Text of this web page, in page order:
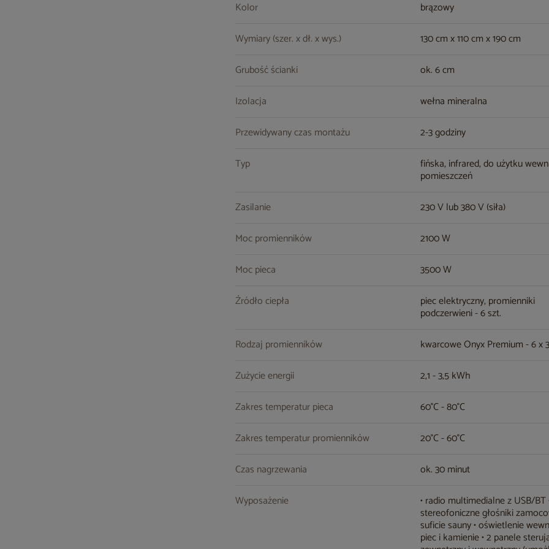
Kolor
brązowy
Wymiary (szer. x dł. x wys.)
130 cm x 110 cm x 190 cm
Grubość ścianki
ok. 6 cm
Izolacja
wełna mineralna
Przewidywany czas montażu
2-3 godziny
Typ
fińska, infrared, do użytku
pomieszczeń
Zasilanie
230 V lub 380 V (siła)
Moc promienników
2100 W
Moc pieca
3500 W
Źródło ciepła
piec elektryczny, promienniki
podczerwieni - 6 szt.
Rodzaj promienników
kwarcowe Onyx Premium - 6 x
Zużycie energii
2,1 - 3,5 kWh
Zakres temperatur pieca
60°C - 80°C
Zakres temperatur promienników
20°C - 60°C
Czas nagrzewania
ok. 30 minut
Wyposażenie
• radio multimedialne z USB/BT
stereofoniczne głośniki
suficie sauny • oświetlenie
piec i kamienie • 2 panele